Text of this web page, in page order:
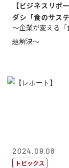
【ビジネスリポ
ダシ「食のサス
ィ共創・協働...
～企業が変える
題解決～
2024.09.08
トピックス